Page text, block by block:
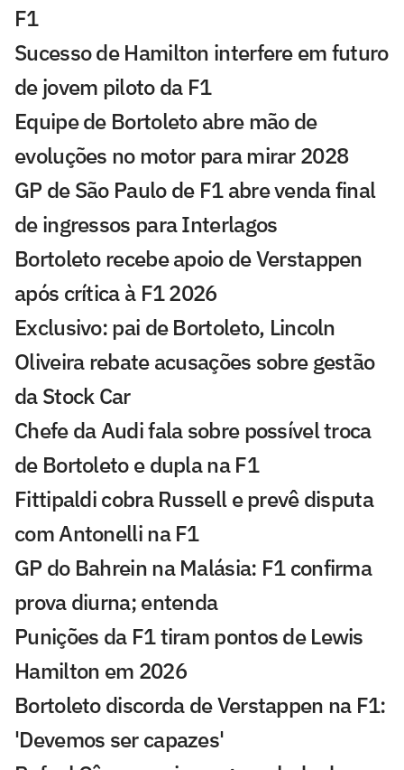
F1
Sucesso de Hamilton interfere em futuro
de jovem piloto da F1
Equipe de Bortoleto abre mão de
evoluções no motor para mirar 2028
GP de São Paulo de F1 abre venda final
de ingressos para Interlagos
Bortoleto recebe apoio de Verstappen
após crítica à F1 2026
Exclusivo: pai de Bortoleto, Lincoln
Oliveira rebate acusações sobre gestão
da Stock Car
Chefe da Audi fala sobre possível troca
de Bortoleto e dupla na F1
Fittipaldi cobra Russell e prevê disputa
com Antonelli na F1
GP do Bahrein na Malásia: F1 confirma
prova diurna; entenda
Punições da F1 tiram pontos de Lewis
Hamilton em 2026
Bortoleto discorda de Verstappen na F1:
'Devemos ser capazes'